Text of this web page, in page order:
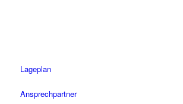
Lageplan
Ansprechpartner